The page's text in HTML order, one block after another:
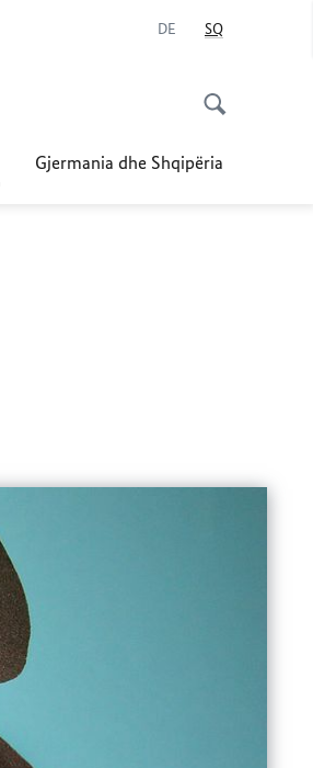
DE SQ
Gjermania dhe Shqipëria